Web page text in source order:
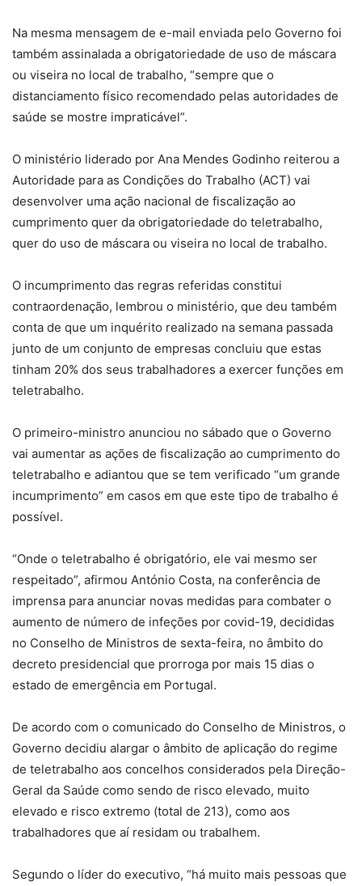
Na mesma mensagem de e-mail enviada pelo Governo foi
também assinalada a obrigatoriedade de uso de máscara
ou viseira no local de trabalho, “sempre que o
distanciamento físico recomendado pelas autoridades de
saúde se mostre impraticável”.
O ministério liderado por Ana Mendes Godinho reiterou a
Autoridade para as Condições do Trabalho (ACT) vai
desenvolver uma ação nacional de fiscalização ao
cumprimento quer da obrigatoriedade do teletrabalho,
quer do uso de máscara ou viseira no local de trabalho.
O incumprimento das regras referidas constitui
contraordenação, lembrou o ministério, que deu também
conta de que um inquérito realizado na semana passada
junto de um conjunto de empresas concluiu que estas
tinham 20% dos seus trabalhadores a exercer funções em
teletrabalho.
O primeiro-ministro anunciou no sábado que o Governo
vai aumentar as ações de fiscalização ao cumprimento do
teletrabalho e adiantou que se tem verificado “um grande
incumprimento” em casos em que este tipo de trabalho é
possível.
“Onde o teletrabalho é obrigatório, ele vai mesmo ser
respeitado”, afirmou António Costa, na conferência de
imprensa para anunciar novas medidas para combater o
aumento de número de infeções por covid-19, decididas
no Conselho de Ministros de sexta-feira, no âmbito do
decreto presidencial que prorroga por mais 15 dias o
estado de emergência em Portugal.
De acordo com o comunicado do Conselho de Ministros, o
Governo decidiu alargar o âmbito de aplicação do regime
de teletrabalho aos concelhos considerados pela Direção-
Geral da Saúde como sendo de risco elevado, muito
elevado e risco extremo (total de 213), como aos
trabalhadores que aí residam ou trabalhem.
Segundo o líder do executivo, “há muito mais pessoas que